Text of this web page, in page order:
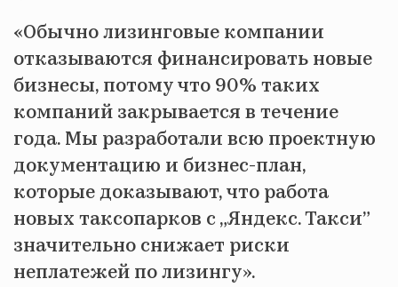
«Обычно лизинговые компании
отказываются финансировать новые
бизнесы, потому что 90% таких
компаний закрывается в течение
года. Мы разработали всю проектную
документацию и бизнес-план,
которые доказывают, что работа
новых таксопарков с „Яндекс. Такси”
значительно снижает риски
неплатежей по лизингу».